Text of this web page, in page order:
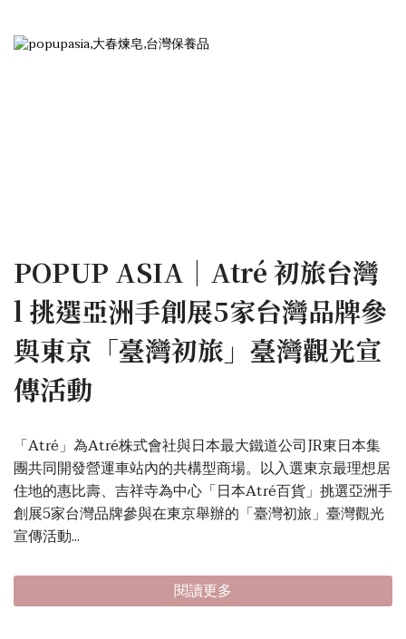
POPUP ASIA｜Atré 初旅台灣
l 挑選亞洲手創展5家台灣品牌參
與東京「臺灣初旅」臺灣觀光宣
傳活動
「Atré」為Atré株式會社與日本最大鐵道公司JR東日本集
團共同開發營運車站內的共構型商場。以入選東京最理想居
住地的惠比壽、吉祥寺為中心「日本Atré百貨」挑選亞洲手
創展5家台灣品牌參與在東京舉辦的「臺灣初旅」臺灣觀光
宣傳活動...
閱讀更多